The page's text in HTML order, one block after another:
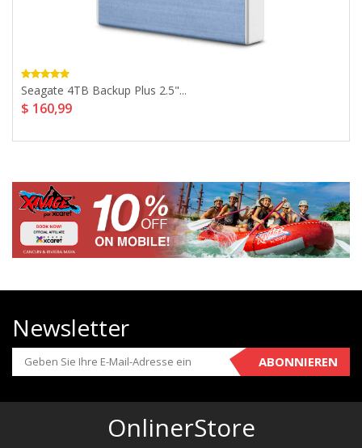
Seagate 4TB Backup Plus 2.5"...
$ 160,99
Newsletter
ABONNIEREN
OnlinerStore